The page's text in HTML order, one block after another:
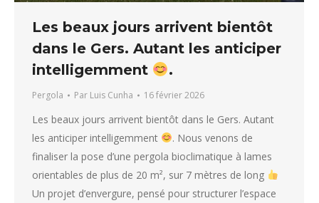
Les beaux jours arrivent bientôt
dans le Gers. Autant les anticiper
intelligemment
.
Pergola Par Luis Cunha 16 février 2026
Les beaux jours arrivent bientôt dans le Gers. Autant
les anticiper intelligemment
. Nous venons de
finaliser la pose d’une pergola bioclimatique à lames
orientables de plus de 20 m², sur 7 mètres de long
Un projet d’envergure, pensé pour structurer l’espace